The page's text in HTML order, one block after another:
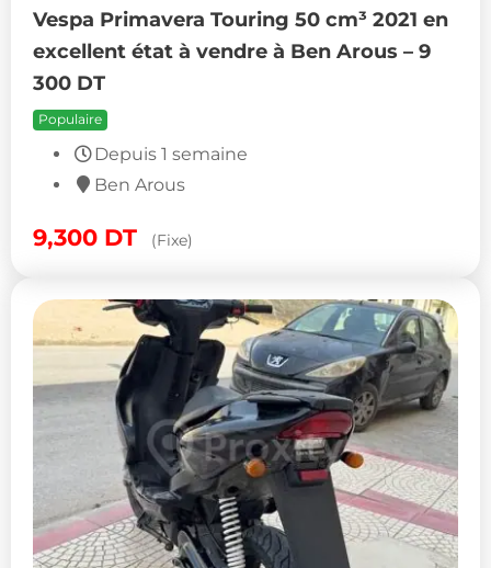
Vespa Primavera Touring 50 cm³ 2021 en
excellent état à vendre à Ben Arous – 9
300 DT
Populaire
Depuis 1 semaine
Ben Arous
9,300 DT (Fixe)